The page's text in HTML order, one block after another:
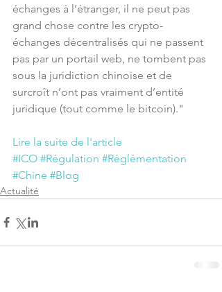
échanges à l’étranger, il ne peut pas
grand chose contre les crypto-
échanges décentralisés qui ne passent
pas par un portail web, ne tombent pas
sous la juridiction chinoise et de
surcroît n’ont pas vraiment d’entité
juridique (tout comme le bitcoin)."
Lire la suite de l'article
#ICO #Régulation #Réglémentation
#Chine #Blog
Actualité